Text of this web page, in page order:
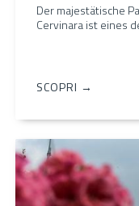
Der majestätische
Cervinara ist eines
SCOPRI →